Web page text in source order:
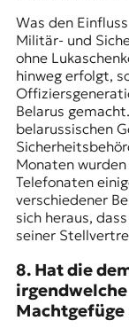
Was den
Militär- und
ohne
hinweg erfolgt,
Belarus
belarussischen
Monaten
Telefonaten
verschiedener
sich heraus,
seiner
8. Hat die
Machtgefüge